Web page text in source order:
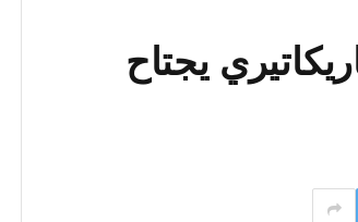
يجتاح